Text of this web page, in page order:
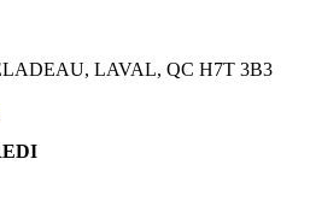
LAVAL, QC H7T 3B3